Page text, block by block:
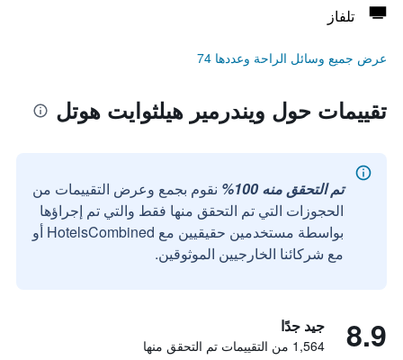
تلفاز
عرض جميع وسائل الراحة وعددها 74
تقييمات حول ويندرمير هيلثوايت هوتل
تم التحقق منه 100%
نقوم بجمع وعرض التقييمات من
الحجوزات التي تم التحقق منها فقط والتي تم إجراؤها
بواسطة مستخدمين حقيقيين مع HotelsCombined أو
مع شركائنا الخارجيين الموثوقين.
8.9 جيد جدًا
1,564 من التقييمات تم التحقق منها